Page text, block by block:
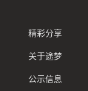
精彩分享
关于途梦
公示信息